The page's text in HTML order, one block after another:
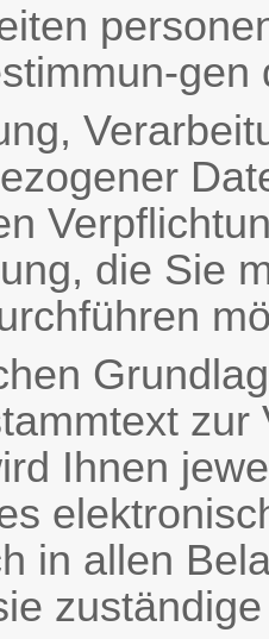
gen
die Sie
Ihnen
in allen